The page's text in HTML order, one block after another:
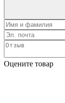
Оцените товар